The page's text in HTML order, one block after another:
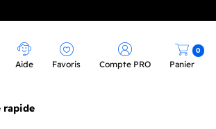
Aide Favoris Compte PRO Panier
0
rapide